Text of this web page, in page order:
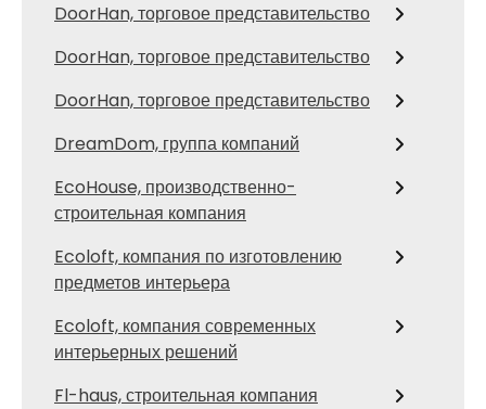
DoorHan, торговое представительство
DoorHan, торговое представительство
DoorHan, торговое представительство
DreamDom, группа компаний
EcoHouse, производственно-
строительная компания
Ecoloft, компания по изготовлению
предметов интерьера
Ecoloft, компания современных
интерьерных решений
Fl-haus, строительная компания